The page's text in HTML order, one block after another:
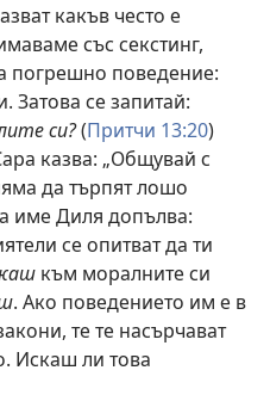
какъв често е
със секстинг,
погрешно поведение:
Затова се запитай:
си?(Притчи 13:20)
казва: „Общувай с
да търпят лошо
име Диля допълва:
се опитват да ти
към моралните си
. Ако поведението им е в
те те насърчават
Искаш ли това